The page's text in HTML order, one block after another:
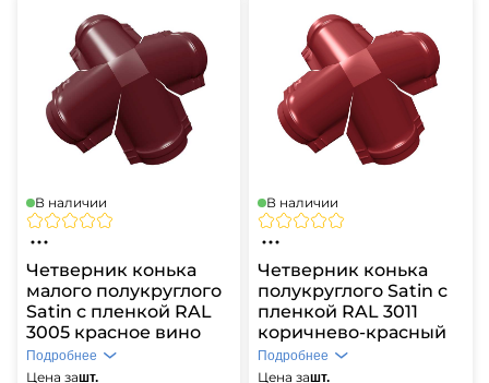
В наличии
Четверник конька
малого полукруглого
Satin с пленкой RAL
3005 красное вино
Цена зашт.
Подробнее
В наличии
Четверник конька
полукруглого Satin с
пленкой RAL 3011
коричнево-красный
Цена зашт.
Подробнее